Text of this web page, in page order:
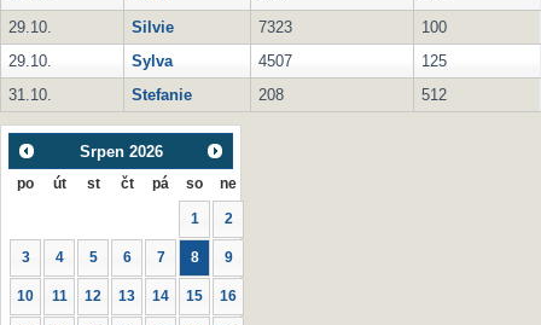
29.10.
Silvie 7323
100
29.10.
Sylva 4507
125
31.10.
Stefanie 208 512
Srpen 2026
po út st čt pá so ne
1 2
3 4 5 6 7 8 9
10 11 12 13 14 15 16